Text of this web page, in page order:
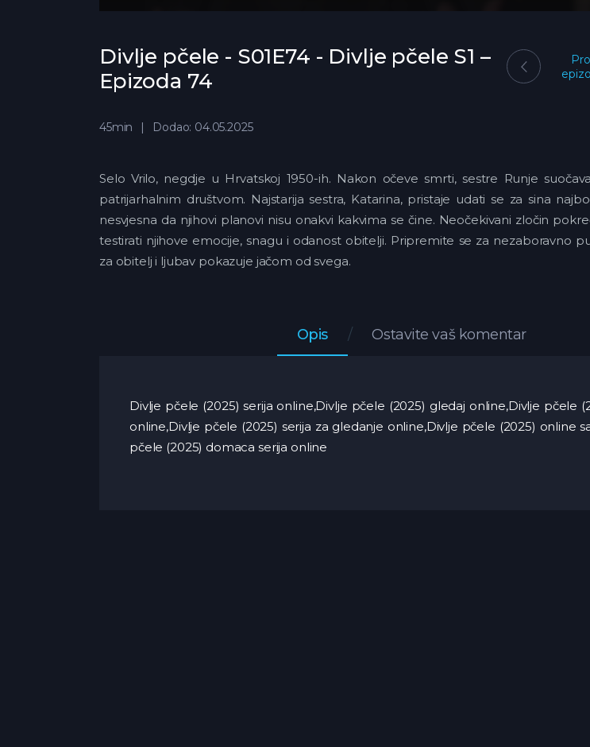
Divlje pčele - S01E74 - Divlje pčele S1 –
Epizoda 74
45min Dodao: 04.05.2025
Selo Vrilo, negdje u Hrvatskoj 1950-ih. Nakon očeve smrti, sestre Runje
patrijarhalnim društvom. Najstarija sestra, Katarina, pristaje udati se za sina
nesvjesna da njihovi planovi nisu onakvi kakvima se čine. Neočekivani zločin
testirati njihove emocije, snagu i odanost obitelji. Pripremite se za nezaboravno
za obitelj i ljubav pokazuje jačom od svega.
Opis Ostavite vaš komentar
Divlje pčele (2025) serija online,Divlje pčele (2025) gledaj online,Divlje pčele
online,Divlje pčele (2025) serija za gledanje online,Divlje pčele (2025) online
pčele (2025) domaca serija online